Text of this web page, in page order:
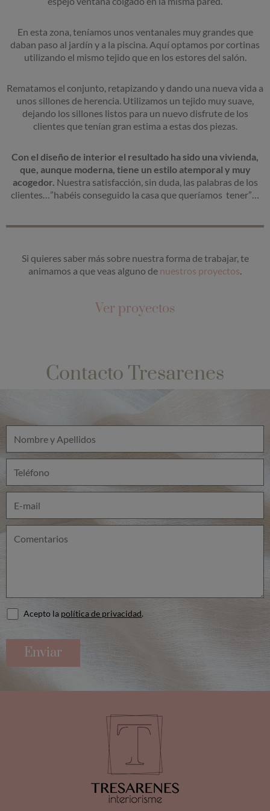
En esta zona, teníamos unos ventanales muy grandes que
daban paso al jardín y a la piscina. Aquí optamos por cortinas
utilizando el mismo tejido que en los estores del salón.
Rematamos el conjunto, retapizando y dando una nueva vida a
unos sillones de herencia. Utilizamos un tejido muy suave,
dejando los sillones listos para un nuevo disfrute de los
clientes que tenían gran estima a estas dos piezas.
Con el diseño de interior el resultado ha sido una vivienda,
que, aunque moderna, tiene un estilo atemporal y muy
acogedor. Nuestra satisfacción, sin duda, las palabras de los
clientes…”habéis conseguido la casa que queríamos tener”…
Si quieres saber más sobre nuestra forma de trabajar, te
animamos a que veas alguno de nuestros proyectos.
Ver proyectos
Contacto Tresarenes
Acepto la política de privacidad.